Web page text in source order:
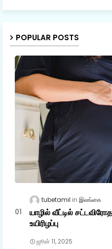
POPULAR POSTS
tubetamil இலங்கை
யாழில் வீட்டில்
உயிரிழப்பு
ஜூன் 11, 2025